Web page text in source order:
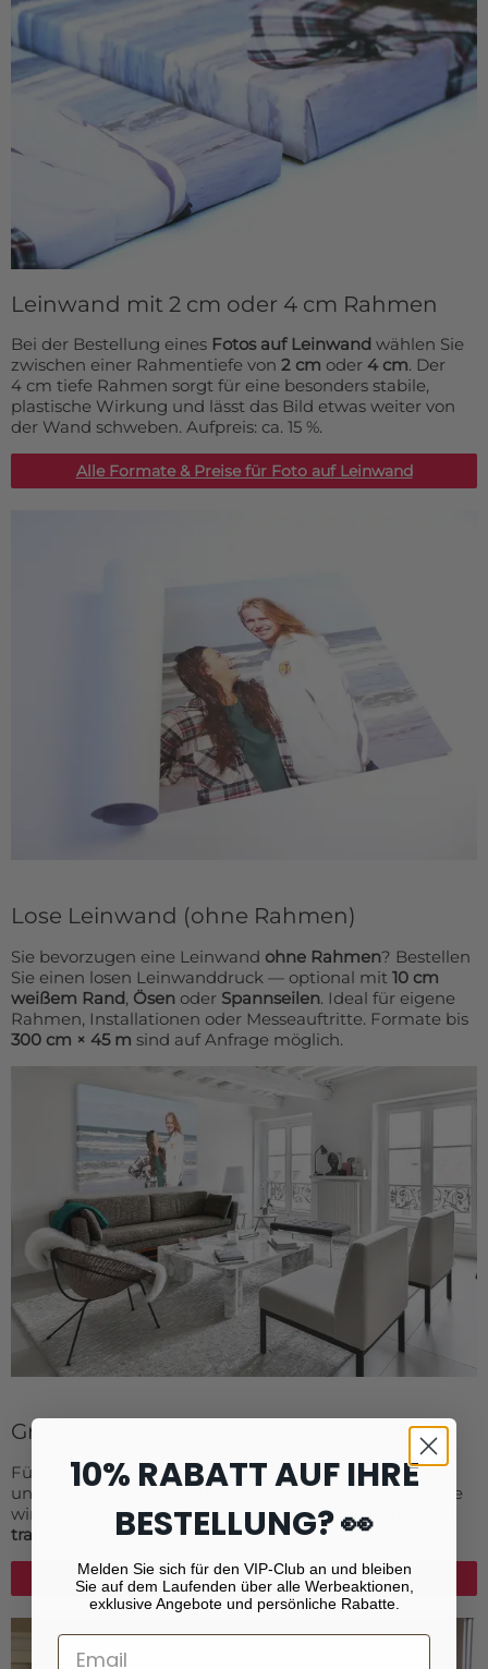
Leinwand mit 2 cm oder 4 cm Rahmen
Bei der Bestellung eines Fotos auf Leinwand wählen Sie
zwischen einer Rahmentiefe von 2 cm oder 4 cm. Der
4 cm tiefe Rahmen sorgt für eine besonders stabile,
plastische Wirkung und lässt das Bild etwas weiter von
der Wand schweben. Aufpreis: ca. 15 %.
Alle Formate & Preise für Foto auf Leinwand
Lose Leinwand (ohne Rahmen)
Sie bevorzugen eine Leinwand ohne Rahmen? Bestellen
Sie einen losen Leinwanddruck — optional mit 10 cm
weißem Rand, Ösen oder Spannseilen. Ideal für eigene
Rahmen, Installationen oder Messeauftritte. Formate bis
300 cm × 45 m sind auf Anfrage möglich.
Großformatige Leinwand
Für besonders große Leinwandformate empfehlen wir
unsere
Leinwand im Aluminiumrahmen
. Diese Variante
wird als modulares System geliefert –stabil, sicher und
transportschonend, ideal für Großformate.
Leinwand im Aluminiumrahmen
10% RABATT AUF IHRE
BESTELLUNG? 👀
Melden Sie sich für den VIP-Club an und bleiben
Sie auf dem Laufenden über alle Werbeaktionen,
exklusive Angebote und persönliche Rabatte.